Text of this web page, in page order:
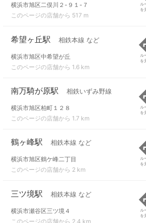
横浜市旭区二俣川２-９１-７
このページの店舗から 517 m
ル
を
希望ヶ丘駅 相鉄本線 など
横浜市旭区中希望が丘
このページの店舗から 1.6 km
ル
を
南万騎が原駅 相鉄いずみ野線
横浜市旭区柏町１２８
このページの店舗から 1.7 km
ル
を
鶴ヶ峰駅 相鉄本線 など
横浜市旭区鶴ケ峰二丁目
このページの店舗から 2 km
ル
を
三ツ境駅 相鉄本線 など
横浜市瀬谷区三ツ境４
このページの店舗から 2.4 km
ル
を